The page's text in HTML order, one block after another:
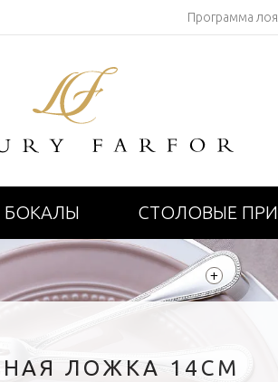
Программа
БОКАЛЫ СТОЛОВЫЕ
+
ЛОЖКА 14СМ